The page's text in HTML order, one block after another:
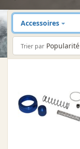
Accessoires
Trier par Popularité